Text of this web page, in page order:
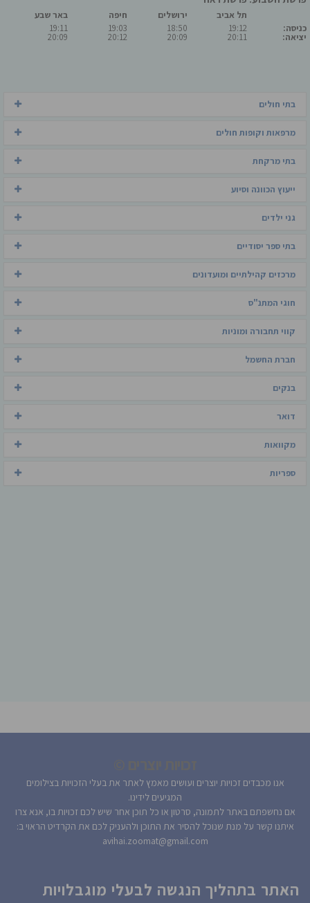
כניסה:
יציאה:
תל אביב
19:12
20:11
ירושלים
18:50
20:09
חיפה
19:03
20:12
באר שבע
19:11
20:09
בתי חולים
מרפאות וקופות חולים
בתי מרקחת
ייעוץ הכוונה וסיוע
גני ילדים
בתי ספר יסודיים
מרכזים קהילתיים ומועדונים
חוגי המתנ"ס
קווי תחבורה ומוניות
חברת החשמל
בנקים
דואר
מקוואות
ספריות
אנו מכבדים זכויות יוצרים ועושים מאמץ לאתר את בעלי הזכויות בצילומים
המגיעים לידינו.
אם נחשפתם באתר לתמונה, סרטון או כל תוכן אחר שיש לכם זכויות בו, אנא צרו
איתנו קשר על מנת שנוכל להסיר את התוכן ולהעניק לכם את הקרדיט הראוי ב:
avihai.zoomat@gmail.com
האתר בתהליך הנגשה לבעלי מוגבלויות